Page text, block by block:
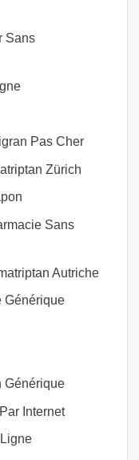
Sans
Pas Cher
Zürich
Sans
Autriche
Générique
Générique
Internet